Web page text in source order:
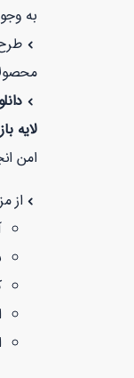
به
لایه
امن
از